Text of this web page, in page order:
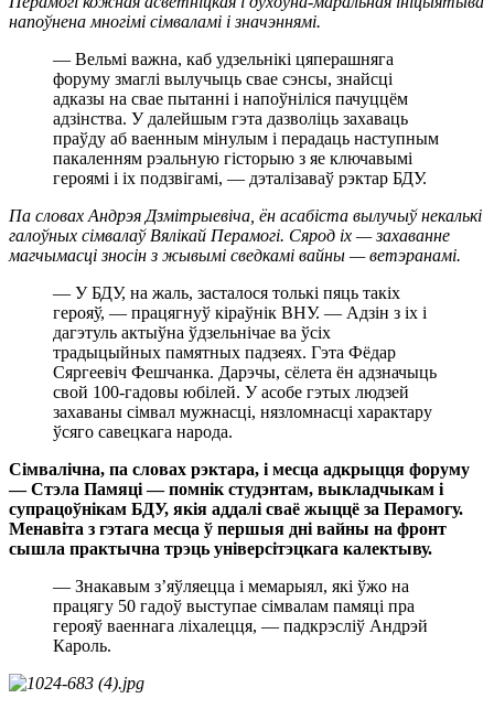
напоўнена многімі сімваламі і значэннямі.
— Вельмі важна, каб удзельнікі цяперашняга
форуму змаглі вылучыць свае сэнсы, знайсці
адказы на свае пытанні і напоўніліся пачуццём
адзінства. У далейшым гэта дазволіць захаваць
праўду аб ваенным мінулым і перадаць наступным
пакаленням рэальную гісторыю з яе ключавымі
героямі і іх подзвігамі, — дэталізаваў рэктар БДУ.
Па словах Андрэя Дзмітрыевіча, ён асабіста вылучыў некалькі
галоўных сімвалаў Вялікай Перамогі. Сярод іх — захаванне
магчымасці зносін з жывымі сведкамі вайны — ветэранамі.
— У БДУ, на жаль, засталося толькі пяць такіх
герояў, — працягнуў кіраўнік ВНУ. — Адзін з іх і
дагэтуль актыўна ўдзельнічае ва ўсіх
традыцыйных памятных падзеях. Гэта Фёдар
Сяргеевіч Фешчанка. Дарэчы, сёлета ён адзначыць
свой 100-гадовы юбілей. У асобе гэтых людзей
захаваны сімвал мужнасці, нязломнасці характару
ўсяго савецкага народа.
Сімвалічна, па словах рэктара, і месца адкрыцця форуму
— Стэла Памяці — помнік студэнтам, выкладчыкам і
супрацоўнікам БДУ, якія аддалі сваё жыццё за Перамогу.
Менавіта з гэтага месца ў першыя дні вайны на фронт
сышла практычна трэць універсітэцкага калектыву.
— Знакавым з’яўляецца і мемарыял, які ўжо на
працягу 50 гадоў выступае сімвалам памяці пра
герояў ваеннага ліхалецця, — падкрэсліў Андрэй
Кароль.